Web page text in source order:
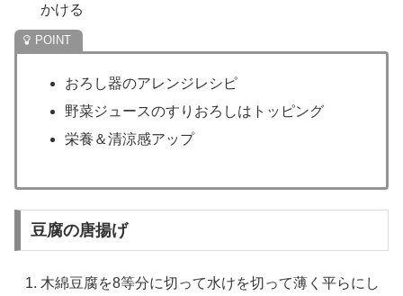
かける
おろし器のアレンジレシピ
野菜ジュースのすりおろしはトッピング
栄養＆清涼感アップ
豆腐の唐揚げ
木綿豆腐を8等分に切って水けを切って薄く平らにし